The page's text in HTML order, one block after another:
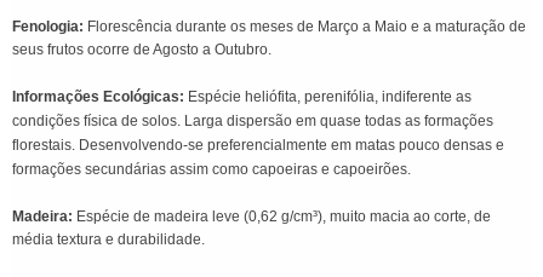
Fenologia: Florescência durante os meses de Março a Maio e a maturação de
seus frutos ocorre de Agosto a Outubro.
Informações Ecológicas: Espécie heliófita, perenifólia, indiferente as
condições física de solos. Larga dispersão em quase todas as formações
florestais. Desenvolvendo-se preferencialmente em matas pouco densas e
formações secundárias assim como capoeiras e capoeirões.
Madeira: Espécie de madeira leve (0,62 g/cm³), muito macia ao corte, de
média textura e durabilidade.